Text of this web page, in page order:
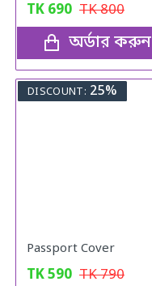
TK 690 TK800
অর্ডার করুন
DISCOUNT: 25%
Passport Cover
TK590 TK790